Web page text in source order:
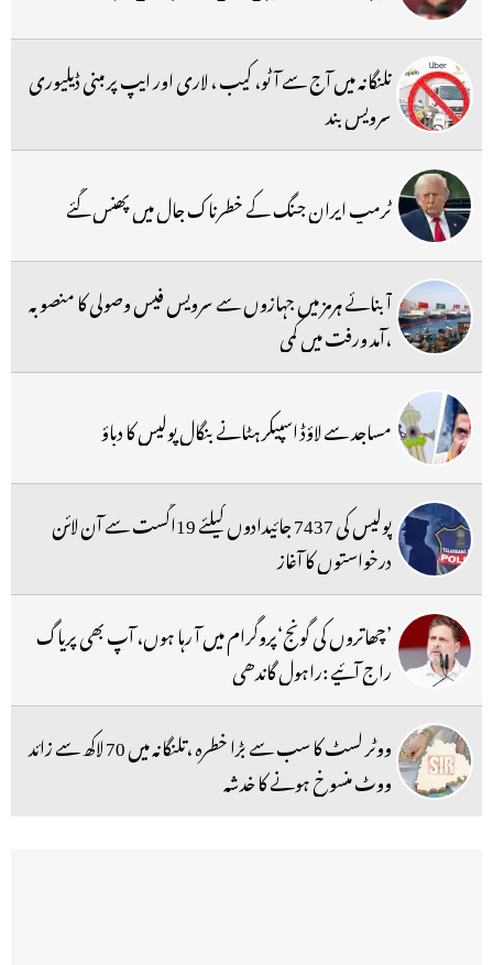
تلنگانہ میں آج سے آٹو، کیب ، لاری اور ایپ پر مبنی ڈیلیوری
سرویس بند
ٹرمپ ایران جنگ کے خطرناک جال میں پھنس گئے
آبنائے ہرمز میں جہازوں سے سرویس فیس وصولی کا منصوبہ
،آمد ورفت میں کمی
مساجد سے لاؤڈ اسپیکر ہٹانے بنگال پولیس کا دباؤ
پولیس کی 7437 جائیدادوں کیلئے 19اگست سے آن لائن
درخواستوں کا آغاز
’چھاتروں کی گونج‘پروگرام میں آ رہا ہوں، آپ بھی پریاگ
راج آئیے :راہول گاندھی
ووٹر لسٹ کا سب سے بڑا خطرہ ،تلنگانہ میں 70 لاکھ سے زائد
ووٹ منسوخ ہونے کا خدشہ